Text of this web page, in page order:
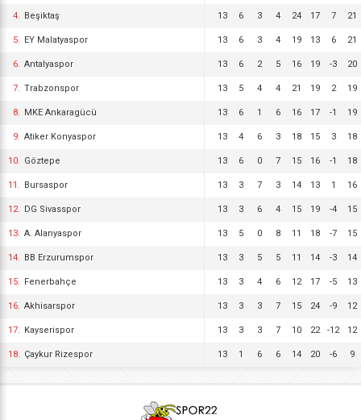
4. Beşiktaş 13 6 3 4 24 17 7 21
5. EY Malatyaspor 13 6 3 4 19 13 6 21
6. Antalyaspor 13 6 2 5 16 19 -3 20
7. Trabzonspor 13 5 4 4 21 19 2 19
8. MKE Ankaragücü 13 6 1 6 16 17 -1 19
9. Atiker Konyaspor 13 4 6 3 18 15 3 18
10. Göztepe 13 6 0 7 15 16 -1 18
11. Bursaspor 13 3 7 3 14 13 1 16
12. DG Sivasspor 13 3 6 4 15 19 -4 15
13. A. Alanyaspor 13 5 0 8 11 18 -7 15
14. BB Erzurumspor 13 3 5 5 11 14 -3 14
15. Fenerbahçe 13 3 4 6 12 17 -5 13
16. Akhisarspor 13 3 3 7 15 24 -9 12
17. Kayserispor 13 3 3 7 10 22 -12 12
18. Çaykur Rizespor 13 1 6 6 14 20 -6 9